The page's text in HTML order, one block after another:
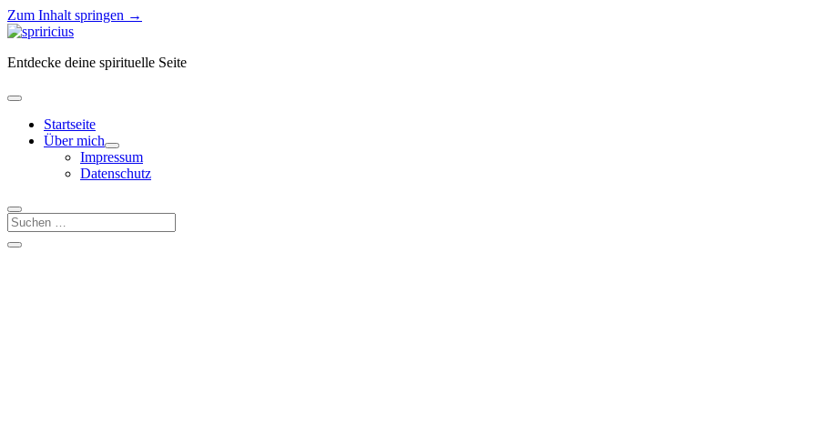
Zum Inhalt springen →
Spiricius
Entdecke deine spirituelle Seite
Menü
öffnenStartseite
Über mich
Menü
öffnen
Impressum
Datenschutz
Suchen
Seitenleiste
Seitenleiste